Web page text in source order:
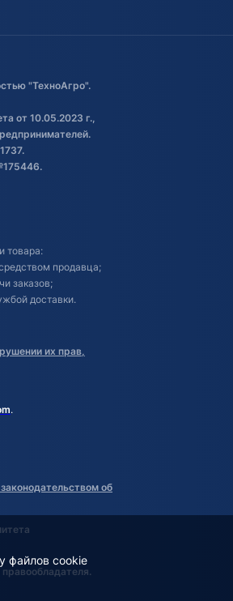
"ТехноАгро".
от 10.05.2023 г.,
товара:
продавца;
заказов;
доставки.
их прав,
.
об
файлов cookie